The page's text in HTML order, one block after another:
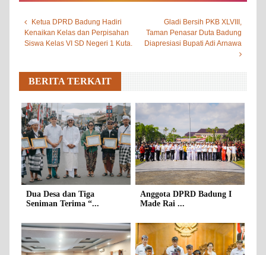
Ketua DPRD Badung Hadiri
Kenaikan Kelas dan Perpisahan
Siswa Kelas VI SD Negeri 1 Kuta.
Gladi Bersih PKB XLVIII,
Taman Penasar Duta Badung
Diapresiasi Bupati Adi Arnawa
BERITA TERKAIT
Dua Desa dan Tiga
Seniman Terima “...
Anggota DPRD Badung I
Made Rai ...